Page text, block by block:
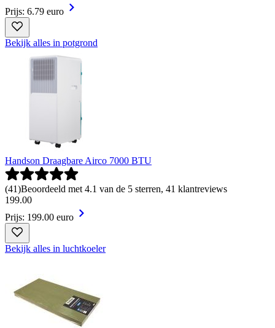
Prijs: 6.79 euro
Bekijk alles in potgrond
Handson Draagbare Airco 7000 BTU
(41)Beoordeeld met 4.1 van de 5 sterren, 41 klantreviews
199.00
Prijs: 199.00 euro
Bekijk alles in luchtkoeler